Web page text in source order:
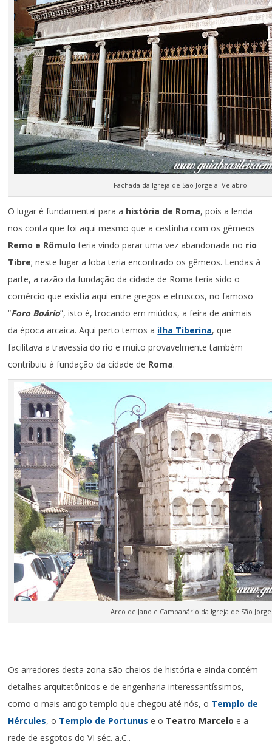
Fachada da Igreja de São Jorge al Velabro
O lugar é fundamental para a história de Roma, pois a lenda
nos conta que foi aqui mesmo que a cestinha com os gêmeos
Remo e Rômulo teria vindo parar uma vez abandonada no rio
Tibre; neste lugar a loba teria encontrado os gêmeos. Lendas à
parte, a razão da fundação da cidade de Roma teria sido o
comércio que existia aqui entre gregos e etruscos, no famoso
“Foro Boário”, isto é, trocando em miúdos, a feira de animais
da época arcaica. Aqui perto temos a ilha Tiberina, que
facilitava a travessia do rio e muito provavelmente também
contribuiu à fundação da cidade de Roma.
Arco de Jano e Campanário da Igreja de São
Os arredores desta zona são cheios de história e ainda contém
detalhes arquitetônicos e de engenharia interessantíssimos,
como o mais antigo templo que chegou até nós, o Templo de
Hércules, o Templo de Portunus e o Teatro Marcelo e a
rede de esgotos do VI séc. a.C..